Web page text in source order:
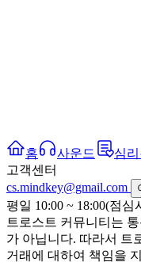
홈 사운드 심
고객센터
cs.mindkey@gmail.com
평일 10:00 ~ 18:00(점심
트로스트 커뮤니티는
가 아닙니다. 따라서 트
거래에 대하여 책임을